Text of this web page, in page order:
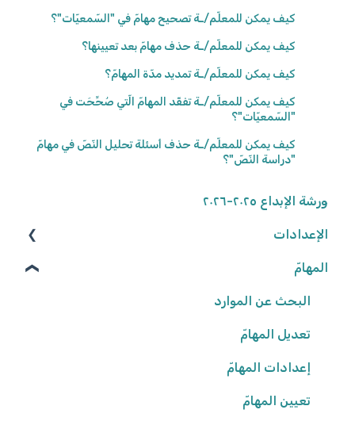
كيف يمكن للمعلّم/ـة تصحيح مهامّ في "السّمعيّات"؟
كيف يمكن للمعلّم/ـة حذف مهامّ بعد تعيينها؟
كيف يمكن للمعلّم/ـة تمديد مدّة المهامّ؟
كيف يمكن للمعلّم/ـة تفقّد المهامّ الّتي صُحِّحَت في
"السّمعيّات"؟
كيف يمكن للمعلّم/ـة حذف أسئلة تحليل النّصّ في مهامّ
"دراسة النّصّ"؟
ورشة الإبداع ٢٠٢٥-٢٠٢٦
الإعدادات
الوصول إلى المنصّة
كلمة المرور
البيانات الشّخصيّة
شروط وأحكام
إعدادات المدرسة
المهامّ
البحث عن الموارد
تعديل المهامّ
إعدادات المهامّ
تعيين المهامّ